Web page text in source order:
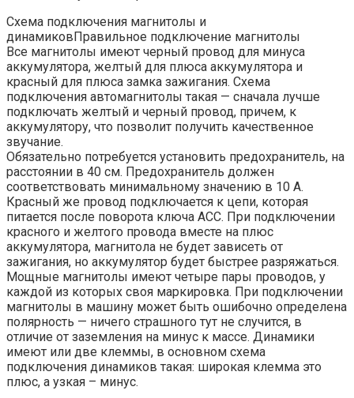
Схема подключения магнитолы и
динамиковПравильное подключение магнитолы
Все магнитолы имеют черный провод для минуса
аккумулятора, желтый для плюса аккумулятора и
красный для плюса замка зажигания. Схема
подключения автомагнитолы такая — сначала лучше
подключать желтый и черный провод, причем, к
аккумулятору, что позволит получить качественное
звучание.
Обязательно потребуется установить предохранитель, на
расстоянии в 40 см. Предохранитель должен
соответствовать минимальному значению в 10 А.
Красный же провод подключается к цепи, которая
питается после поворота ключа ACC. При подключении
красного и желтого провода вместе на плюс
аккумулятора, магнитола не будет зависеть от
зажигания, но аккумулятор будет быстрее разряжаться.
Мощные магнитолы имеют четыре пары проводов, у
каждой из которых своя маркировка. При подключении
магнитолы в машину может быть ошибочно определена
полярность — ничего страшного тут не случится, в
отличие от заземления на минус к массе. Динамики
имеют или две клеммы, в основном схема
подключения динамиков такая: широкая клемма это
плюс, а узкая – минус.